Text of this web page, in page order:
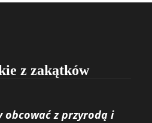
z zakątków
obcować z przyrodą i